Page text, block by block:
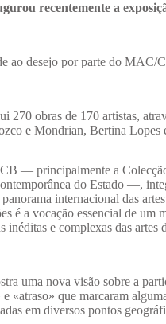
recentemente a
ao desejo por parte do
obras de 170 artistas,
e Mondrian, Bertina Lopes
— principalmente a
do Estado —,
internacional das
é a vocação essencial de um
inéditas e complexas das
uma nova visão sobre a
«atraso» que marcaram
em diversos pontos